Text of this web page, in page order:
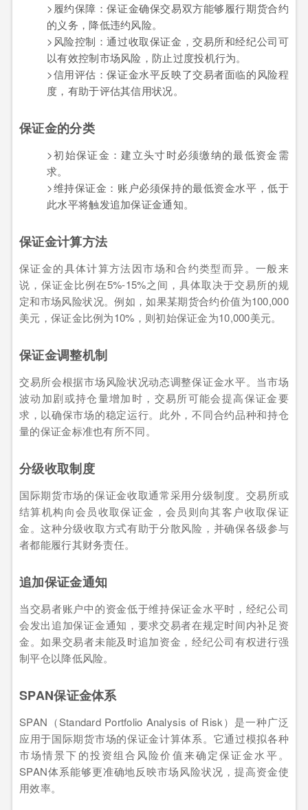
>履约保障：保证金确保交易双方能够履行期货合约
的义务，降低违约风险。
>风险控制：通过收取保证金，交易所和经纪公司可
以有效控制市场风险，防止过度投机行为。
>信用评估：保证金水平反映了交易者面临的风险程
度，有助于评估其信用状况。
保证金的分类
>初始保证金：建立头寸时必须缴纳的最低资金需
求。
>维持保证金：账户必须保持的最低资金水平，低于
此水平将触发追加保证金通知。
保证金计算方法
保证金的具体计算方法因市场和合约类型而异。一般来
说，保证金比例在5%-15%之间，具体取决于交易所的规
定和市场风险状况。例如，如果某期货合约价值为100,000
美元，保证金比例为10%，则初始保证金为10,000美元。
保证金调整机制
交易所会根据市场风险状况动态调整保证金水平。当市场
波动加剧或持仓量增加时，交易所可能会提高保证金要
求，以确保市场的稳定运行。此外，不同合约品种和持仓
量的保证金标准也有所不同。
分级收取制度
国际期货市场的保证金收取通常采用分级制度。交易所或
结算机构向会员收取保证金，会员则向其客户收取保证
金。这种分级收取方式有助于分散风险，并确保各级参与
者都能履行其财务责任。
追加保证金通知
当交易者账户中的资金低于维持保证金水平时，经纪公司
会发出追加保证金通知，要求交易者在规定时间内补足资
金。如果交易者未能及时追加资金，经纪公司有权进行强
制平仓以降低风险。
SPAN保证金体系
SPAN（Standard Portfolio Analysis of Risk）是一种广泛
应用于国际期货市场的保证金计算体系。它通过模拟各种
市场情景下的投资组合风险价值来确定保证金水平。
SPAN体系能够更准确地反映市场风险状况，提高资金使
用效率。